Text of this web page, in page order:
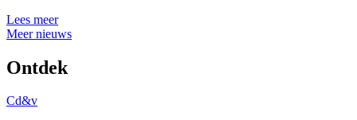
Lees meer
Meer nieuws
Ontdek
Cd&v